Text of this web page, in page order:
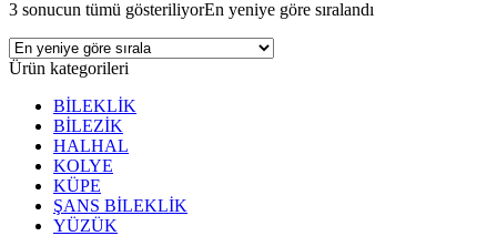
3 sonucun tümü gösteriliyorEn yeniye göre sıralandı
Ürün kategorileri
BİLEKLİK
BİLEZİK
HALHAL
KOLYE
KÜPE
ŞANS BİLEKLİK
YÜZÜK